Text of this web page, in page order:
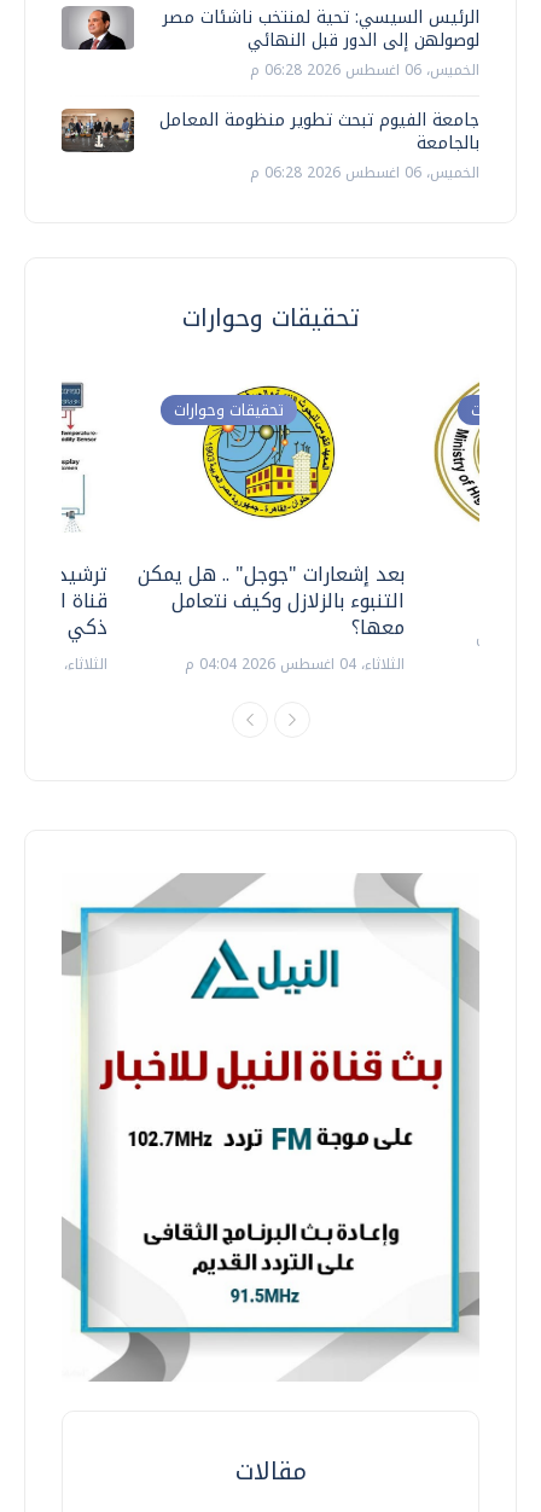
الرئيس السيسي: تحية لمنتخب ناشئات مصر
لوصولهن إلى الدور قبل النهائي
الخميس، 06 اغسطس 2026 06:28 م
جامعة الفيوم تبحث تطوير منظومة المعامل
بالجامعة
الخميس، 06 اغسطس 2026 06:28 م
تحقيقات وحوارات
ترشيدا
قناة
ذكي
الثلاثاء، 14 يوليو 2026 06:11 م
تحقيقات وحوارات
بعد إشعارات "جوجل" .. هل يمكن
التنبوء بالزلازل وكيف نتعامل
معها؟
الثلاثاء، 04 اغسطس 2026 04:04 م
وحوارات
مقالات